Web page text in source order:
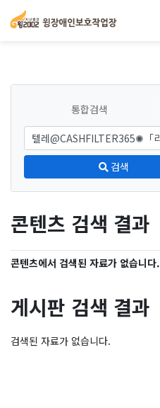
통합검색
검색
콘텐츠 검색 결과
콘텐츠에서 검색된 자료가 없습니다.
게시판 검색 결과
검색된 자료가 없습니다.